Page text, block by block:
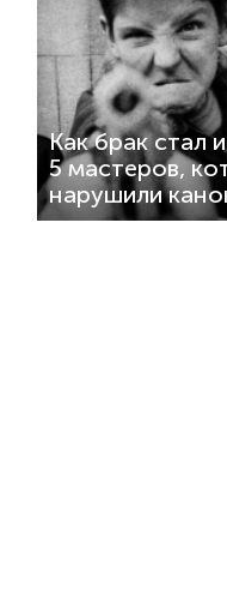
Как брак стал
5 мастеров,
нарушили